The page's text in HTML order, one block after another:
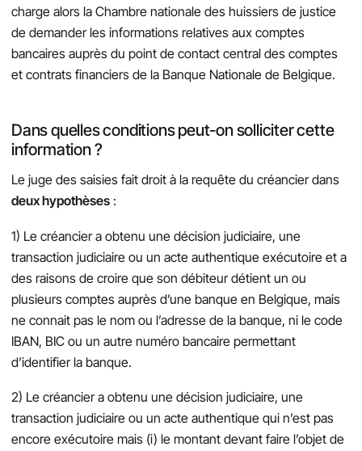
charge alors la Chambre nationale des huissiers de justice
de demander les informations relatives aux comptes
bancaires auprès du point de contact central des comptes
et contrats financiers de la Banque Nationale de Belgique.
Dans quelles conditions peut-on solliciter cette
information ?
Le juge des saisies fait droit à la requête du créancier dans
deux hypothèses :
1) Le créancier a obtenu une décision judiciaire, une
transaction judiciaire ou un acte authentique exécutoire et a
des raisons de croire que son débiteur détient un ou
plusieurs comptes auprès d’une banque en Belgique, mais
ne connait pas le nom ou l’adresse de la banque, ni le code
IBAN, BIC ou un autre numéro bancaire permettant
d’identifier la banque.
2) Le créancier a obtenu une décision judiciaire, une
transaction judiciaire ou un acte authentique qui n’est pas
encore exécutoire mais (i) le montant devant faire l’objet de